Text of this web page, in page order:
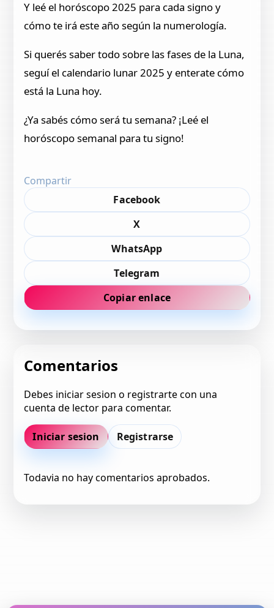
Y leé el horóscopo 2025 para cada signo y
cómo te irá este año según la numerología.
Si querés saber todo sobre las fases de la Luna,
seguí el calendario lunar 2025 y enterate cómo
está la Luna hoy.
¿Ya sabés cómo será tu semana? ¡Leé el
horóscopo semanal para tu signo!
Compartir
Facebook
X
WhatsApp
Telegram
Copiar enlace
Comentarios
Debes iniciar sesion o registrarte con una
cuenta de lector para comentar.
Iniciar sesion Registrarse
Todavia no hay comentarios aprobados.